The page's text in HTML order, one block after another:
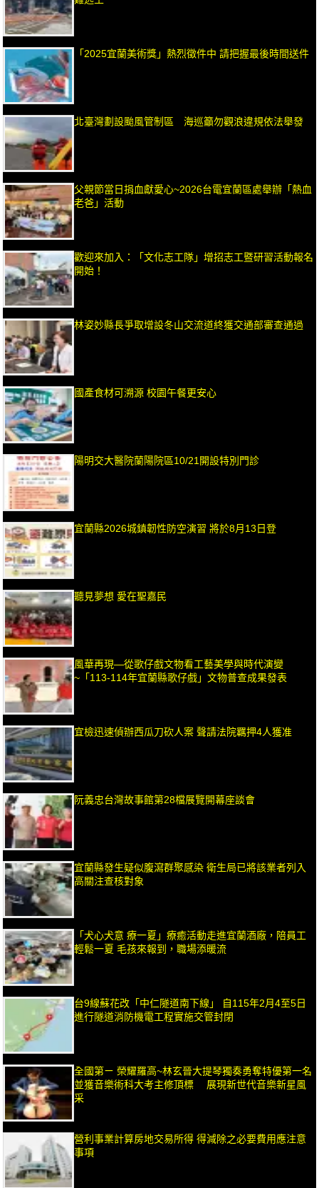
「2025宜蘭美術獎」熱烈徵件中 請把握最後時間送件
北臺灣劃設颱風管制區 海巡籲勿觀浪違規依法舉發
父親節當日捐血獻愛心~2026台電宜蘭區處舉辦「熱血
老爸」活動
歡迎來加入：「文化志工隊」增招志工暨研習活動報名
開始！
林姿妙縣長爭取增設冬山交流道終獲交通部審查通過
國產食材可溯源 校園午餐更安心
陽明交大醫院蘭陽院區10/21開設特別門診
宜蘭縣2026城鎮韌性防空演習 將於8月13日登
聽見夢想 愛在聖嘉民
風華再現—從歌仔戲文物看工藝美學與時代演變
~「113-114年宜蘭縣歌仔戲」文物普查成果發表
宜檢迅速偵辦西瓜刀砍人案 聲請法院羈押4人獲准
阮義忠台灣故事館第28檔展覽開幕座談會
宜蘭縣發生疑似腹瀉群聚感染 衛生局已將該業者列入
高關注查核對象
「犬心犬意 療一夏」療癒活動走進宜蘭酒廠，陪員工
輕鬆一夏 毛孩來報到，職場添暖流
台9線蘇花改「中仁隧道南下線」 自115年2月4至5日
進行隧道消防機電工程實施交管封閉
全國第ㄧ 榮耀羅高~林玄晉大提琴獨奏勇奪特優第一名
並獲音樂術科大考主修頂標 展現新世代音樂新星風
采
營利事業計算房地交易所得 得減除之必要費用應注意
事項